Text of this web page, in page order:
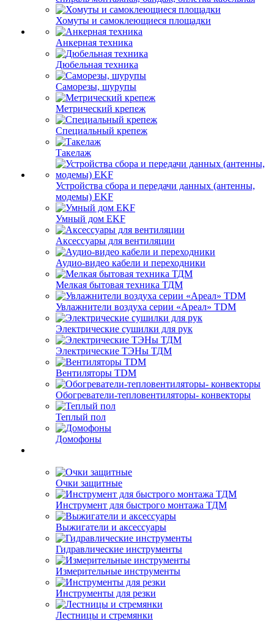
Хомуты и самоклеющиеся площадки
Анкерная техника
Дюбельная техника
Саморезы, шурупы
Метрический крепеж
Специальный крепеж
Такелаж
Устройства сбора и передачи данных (антенны,
модемы) EKF
Умный дом EKF
Аксессуары для вентиляции
Аудио-видео кабели и переходники
Мелкая бытовая техника ТДМ
Увлажнители воздуха серии «Ареал» TDM
Электрические сушилки для рук
Электрические ТЭНы ТДМ
Вентиляторы TDM
Обогреватели-тепловентиляторы- конвекторы
Теплый пол
Домофоны
Очки защитные
Инструмент для быстрого монтажа ТДМ
Выжигатели и аксессуары
Гидравлические инструменты
Измерительные инструменты
Инструменты для резки
Лестницы и стремянки